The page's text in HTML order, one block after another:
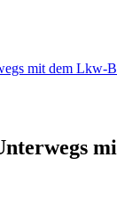
mit dem Lkw-